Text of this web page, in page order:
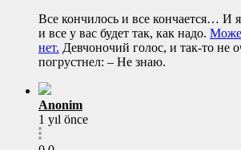
Все кончилось и все кончается… И
и все у вас будет так, как надо.
нет. Девчоночий голос, и так-то не
погрустнел: – Не знаю.
Anonim
1 yıl önce